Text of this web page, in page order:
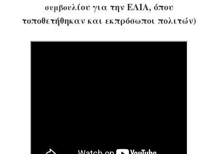
συμβουλίου για την ΕΛΙΑ, όπου
τοποθετήθηκαν και εκπρόσωποι πολιτών)